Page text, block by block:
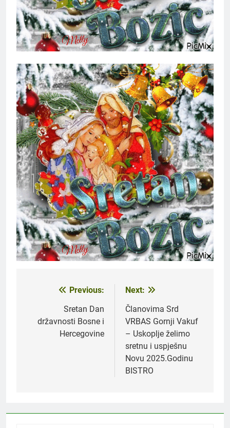
Navigacija
članaka
Previous:
Sretan Dan
državnosti Bosne i
Hercegovine
Next:
Članovima Srd
VRBAS Gornji Vakuf
– Uskoplje želimo
sretnu i uspješnu
Novu 2025.Godinu
BISTRO